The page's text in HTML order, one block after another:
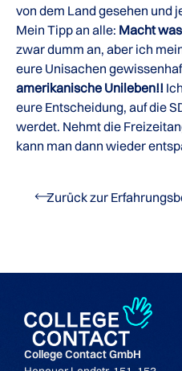
von dem Land gesehen und
Mein Tipp an alle: Macht
zwar dumm an, aber ich
eure Unisachen
amerikanische Unileben!!
eure Entscheidung, auf die
werdet. Nehmt die
kann man dann wieder
Zurück zur
College Contact GmbH